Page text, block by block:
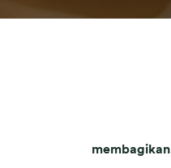
membagikan